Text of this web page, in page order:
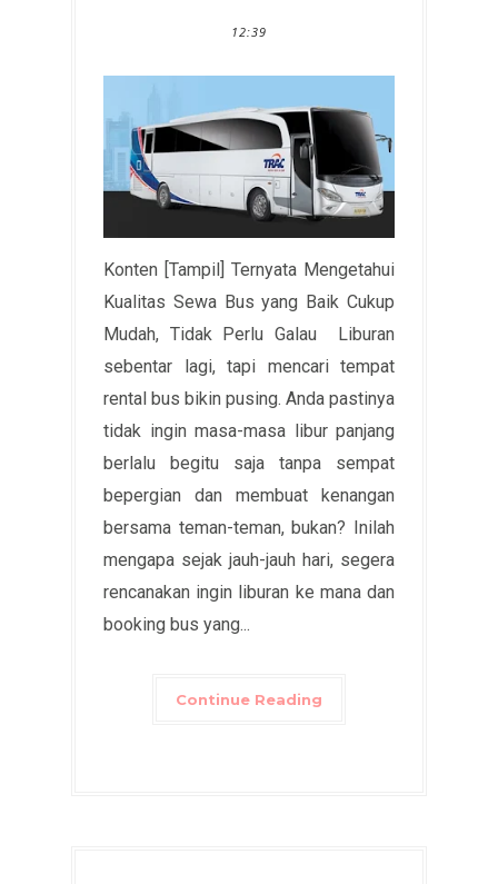
12:39
Konten [Tampil] Ternyata Mengetahui
Kualitas Sewa Bus yang Baik Cukup
Mudah, Tidak Perlu Galau Liburan
sebentar lagi, tapi mencari tempat
rental bus bikin pusing. Anda pastinya
tidak ingin masa-masa libur panjang
berlalu begitu saja tanpa sempat
bepergian dan membuat kenangan
bersama teman-teman, bukan? Inilah
mengapa sejak jauh-jauh hari, segera
rencanakan ingin liburan ke mana dan
booking bus yang...
Continue Reading